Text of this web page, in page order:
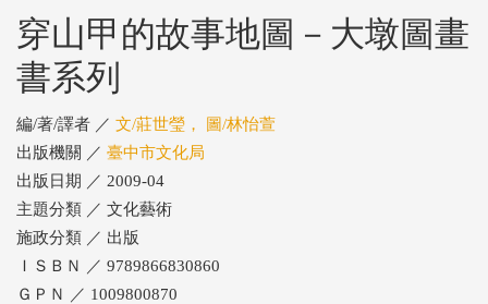
穿山甲的故事地圖－大墩圖畫
書系列
編/著/譯者 ／ 文/莊世瑩， 圖/林怡萱
出版機關 ／ 臺中市文化局
出版日期 ／ 2009-04
主題分類 ／ 文化藝術
施政分類 ／ 出版
ＩＳＢＮ ／ 9789866830860
ＧＰＮ ／ 1009800870